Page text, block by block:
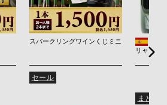
スパークリングワインくじミニ
セール
リャス・
まとめ